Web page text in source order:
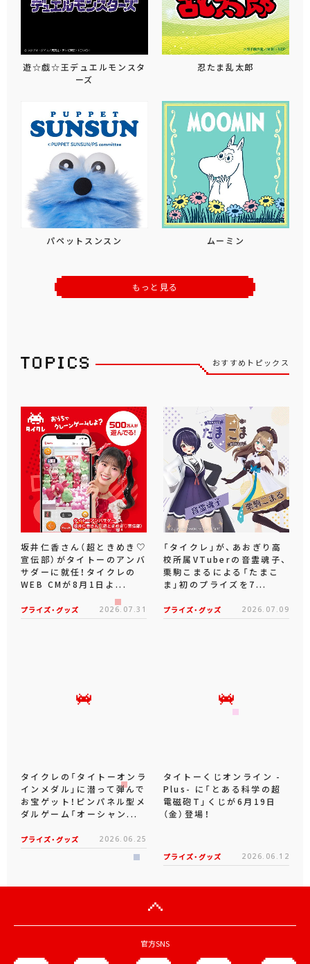
遊☆戯☆王デュエルモンスタ
ーズ
忍たま乱太郎
パペットスンスン ムーミン
もっと見る
おすすめトピックス
坂井仁香さん（超ときめき♡
宣伝部）がタイトーのアンバ
サダーに就任！タイクレの
WEB CMが8月1日よ...
プライズ・グッズ 2026.07.31
「タイクレ」が、あおぎり高
校所属VTuberの音霊魂子、
栗駒こまるによる「たまこ
ま」初のプライズを7...
プライズ・グッズ 2026.07.09
タイクレの「タイトーオンラ
インメダル」に潜って弾んで
お宝ゲット！ピンパネル型メ
ダルゲーム「オーシャン...
プライズ・グッズ 2026.06.25
タイトーくじオンライン -
Plus- に「とある科学の超
電磁砲T」くじが6月19日
（金）登場！
プライズ・グッズ 2026.06.12
官方SNS